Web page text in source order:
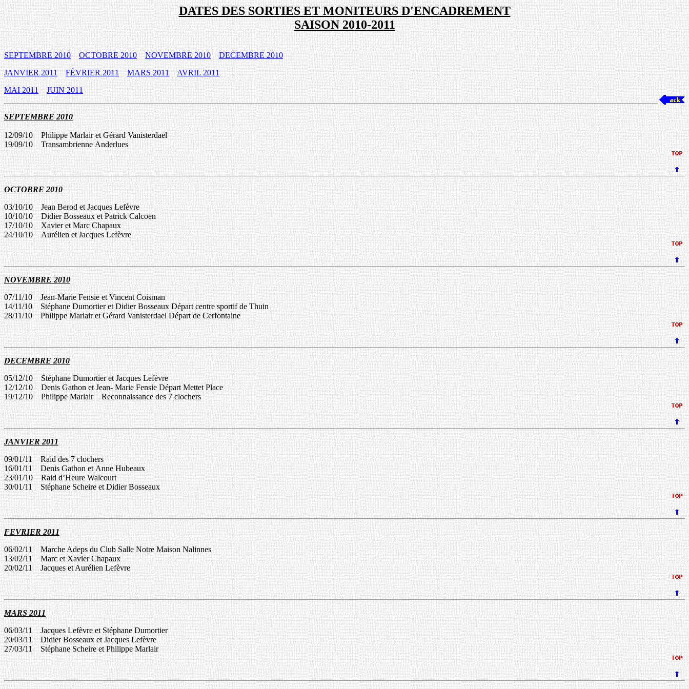
DATES DES SORTIES ET MONITEURS D'ENCADREMENT
SAISON 2010-2011
SEPTEMBRE 2010 OCTOBRE 2010 NOVEMBRE 2010 DECEMBRE 2010
JANVIER 2011 FÉVRIER 2011 MARS 2011 AVRIL 2011
MAI 2011 JUIN 2011
SEPTEMBRE 2010
12/09/10 Philippe Marlair et GérardVanisterdael
19/09/10
Transambrienne Anderlues
OCTOBRE 2010
03/10/10
Jean Berod etJacques Lefèvre
10/10/10
DidierBosseauxet PatrickCalcoen
17/10/10
Xavier et MarcChapaux
24/10/10
Aurélien et Jacques Lefèvre
NOVEMBRE 2010
07/11/10
Jean-Marie Fensieet VincentCoisman
14/11/10
StéphaneDumortieret DidierBosseauxDépart centre sportif de Thuin
28/11/10 Philippe Marlair et GérardVanisterdael Départ de Cerfontaine
DECEMBRE 2010
05/12/10
StéphaneDumortieret Jacques Lefèvre
12/12/10
Denis Gathon et Jean-MarieFensieDépartMettetPlace
19/12/10 Philippe Marlair Reconnaissance des 7 clochers
JANVIER2011
09/01/11
Raid des 7 clochers
16/01/11
Denis Gathon etAnneHubeaux
23/01/10
Raid d’HeureWalcourt
30/01/11
StéphaneScheireet DidierBosseaux
FEVRIER 2011
06/02/11
MarcheAdepsdu Club Salle Notre Maison Nalinnes
13/02/11
Marc et XavierChapaux
20/02/11
Jacques et Aurélien Lefèvre
MARS 2011
06/03/11
Jacques Lefèvre et Stéphane Dumortier
20/03/11
DidierBosseauxet Jacques Lefèvre
27/03/11
StéphaneScheireet Philippe Marlair